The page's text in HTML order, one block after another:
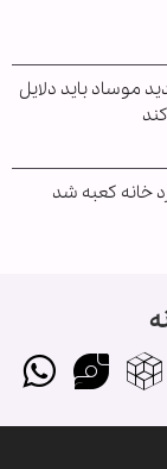
موساد باید دلایل
خانه کعبه شد